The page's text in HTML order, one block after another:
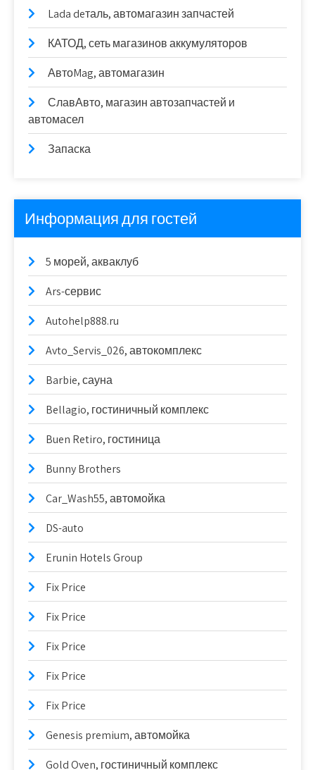
Lada deталь, автомагазин запчастей
КАТОД, сеть магазинов аккумуляторов
АвтоMag, автомагазин
СлавАвто, магазин автозапчастей и
автомасел
Запаска
Информация для гостей
5 морей, акваклуб
Ars-сервис
Autohelp888.ru
Avto_Servis_026, автокомплекс
Barbie, сауна
Bellagio, гостиничный комплекс
Buen Retiro, гостиница
Bunny Brothers
Car_Wash55, автомойка
DS-auto
Erunin Hotels Group
Fix Price
Fix Price
Fix Price
Fix Price
Fix Price
Genesis premium, автомойка
Gold Oven, гостиничный комплекс